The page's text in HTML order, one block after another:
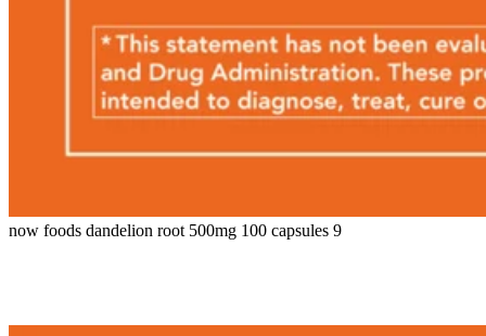
now foods dandelion root 500mg 100 capsules 9